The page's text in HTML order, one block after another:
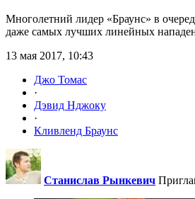
Многолетний лидер «Браунс» в
даже самых лучших линейных
13 мая 2017, 10:43
Джо Томас
·
Дэвид Нджоку
·
Кливленд Браунс
Станислав Рынкевич